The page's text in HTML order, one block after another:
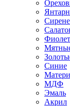
Синие
МДФ
Эмаль
Акрил